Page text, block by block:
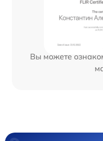
Вы можете